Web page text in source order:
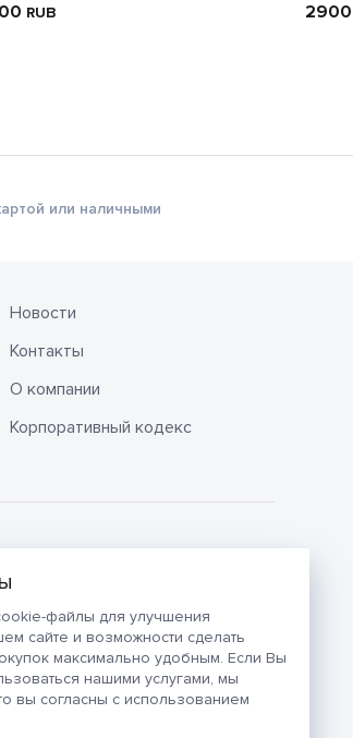
файлы для улучшения
сайте и возможности сделать
максимально удобным. Если Вы
нашими услугами, мы
вы согласны с использованием
RUB
или наличными
Новости
Контакты
О компании
Корпоративный кодекс